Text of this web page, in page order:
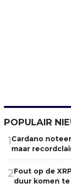
POPULAIR
1Cardano
maar
2Fout op de
duur komen